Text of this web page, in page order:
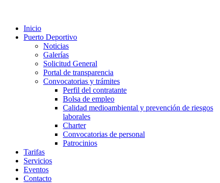
Inicio
Puerto Deportivo
Noticias
Galerías
Solicitud General
Portal de transparencia
Convocatorias y trámites
Perfil del contratante
Bolsa de empleo
Calidad medioambiental y prevención de riesgos
laborales
Charter
Convocatorias de personal
Patrocinios
Tarifas
Servicios
Eventos
Contacto